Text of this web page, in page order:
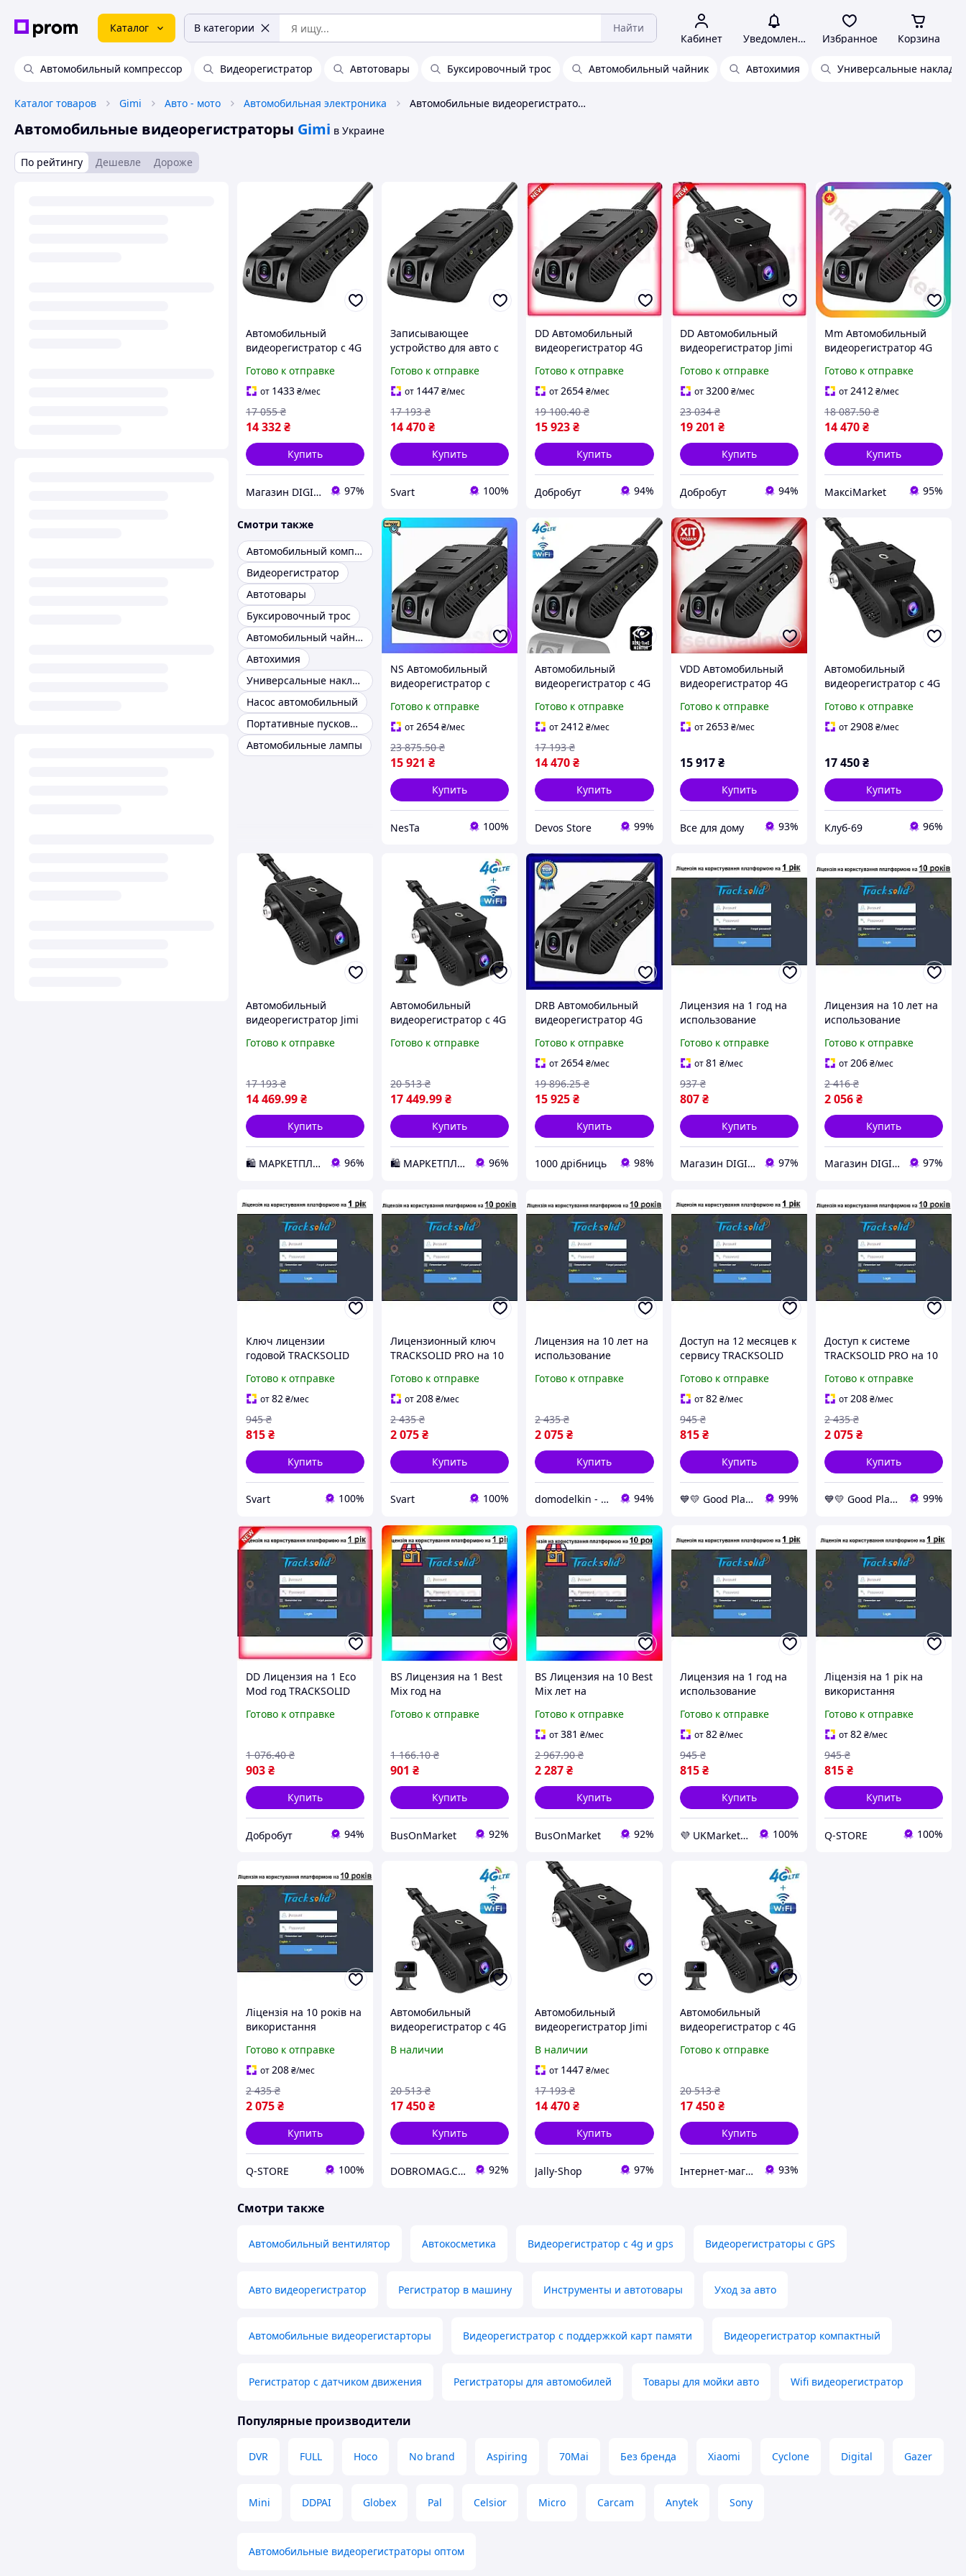
Каталог В категории Найти
Кабинет Уведомления Избранное Корзина
Автомобильный компрессор Видеорегистратор Автотовары Буксировочный трос Автомобильный чайник Автохимия Универсальные
Каталог товаров Gimi Авто - мото Автомобильная электроника Автомобильные видеорегистраторы Gimi
Автомобильные видеорегистраторы Gimi в Украине
По рейтингу Дешевле Дороже
Автомобильный
видеорегистратор с 4G
Aivision Cam с online
передачей видео (2-я
камера встроена в
корпус)
Готово к отправке
от 1433₴/мес
14 332₴
17 055 ₴
Купить
Магазин DIGITRON 97%
Записывающее
устройство для авто с
потоковой
трансляцией Jimi
JC400P Aivision Cam
/Svart/
Готово к отправке
от 1447₴/мес
14 470₴
17 193 ₴
Купить
Svart 100%
DD Автомобильный
видеорегистратор 4G
для онлайн записи
видео с двумя
камерами Dobro-A
Готово к отправке
от2654₴/мес
15 923₴
19 100.40 ₴
Купить
Добробут 94%
DD Автомобильный
видеорегистратор Jimi
для инкассаторских и
полицейских машин ре
Dobro-A
Готово к отправке
от3200 ₴/мес
19 201 ₴
23 034 ₴
Купить
Добробут 94%
Mm Автомобильный
видеорегистратор 4G
для онлайн записи
видео с двумя
камерами Maxi7\Q
Готово к отправке
от2412₴/мес
14 470₴
18 087.50 ₴
Купить
МаксіMarket 95%
Смотри также
Автомобильный компрессор
Видеорегистратор
Автотовары
Буксировочный трос
Автомобильный чайник
Автохимия
Универсальные накладки на пороги
Насос автомобильный
Портативные пусковые устройства
Автомобильные лампы
NS Автомобильный
видеорегистратор с
Jimi JC400P Aivision Cam
с online передачей в
Nes22/Q
Готово к отправке
от2654₴/мес
15 921 ₴
23 875.50 ₴
Купить
NesTa 100%
Автомобильный
видеорегистратор с 4G
Aivision Cam с online
передачей видео
через
Готово к отправке
от2412₴/мес
14 470₴
17 193 ₴
Купить
Devos Store 99%
VDD Автомобильный
видеорегистратор 4G
для онлайн записи
видео с двумя
Готово к отправке
от2653 ₴/мес
15 917 ₴
Купить
Все для дому 93%
Автомобильный
видеорегистратор с 4G
передачей видео
через интернет
вынесена на
Готово к отправке
от2908₴/мес
17 450₴
Купить
Клуб-69 96%
Автомобильный
видеорегистратор Jimi
Готово к отправке
14 469.99₴
17 193 ₴
Купить
🛍️ МАРКЕТПЛЕЙС DMD 96%
Автомобильный
видеорегистратор с 4G
передачей видео
Готово к отправке
17 449.99₴
20 513 ₴
Купить
🛍️ МАРКЕТПЛЕЙС DMD 96%
DRB Автомобильный
видеорегистратор 4G
для онлайн записи
видео с двумя
Готово к отправке
от2654₴/мес
15 925₴
19 896.25 ₴
Купить
1000 дрібниць 98%
Лицензия на 1 год на
использование
TRACKSOLID PRO для
видеорегистраторов и
Готово к отправке
от81 ₴/мес
807 ₴
937 ₴
Купить
Магазин DIGITRON 97%
Лицензия на 10 лет на
использование
TRACKSOLID PRO для
видеорегистраторов и
Готово к отправке
от 206₴/мес
2 056₴
2 416 ₴
Купить
Магазин DIGITRON 97%
Ключ лицензии
годовой TRACKSOLID
видеорегистраторов и
GPS-трекеров Jimi
/Svart/ -stunning-
products-for-life-
Готово к отправке
от82₴/мес
815₴
945 ₴
Купить
Svart 100%
Лицензионный ключ
TRACKSOLID PRO на 10
видеорегов Jimi /Svart/
-stunning-products-for-
life-
Готово к отправке
от208₴/мес
2 075₴
2 435 ₴
Купить
Svart 100%
Лицензия на 10 лет на
использование
TRACKSOLID PRO для
трекеров Jimi
Готово к отправке
2 075₴
2 435 ₴
Купить
domodelkin - онлайн маркет товаров для дому 94%
Доступ на 12 месяцев к
сервису TRACKSOLID
и GPS-трекеров Jimi
GoodPlace -worry-free-
shopping-
Готово к отправке
от82 ₴/мес
815 ₴
945 ₴
Купить
💙💛 Good Place 99%
Доступ к системе
TRACKSOLID PRO на 10
(видеорегистраторы,
трекеры) GoodPlace -
worry-free-shopping-
Готово к отправке
от208₴/мес
2 075₴
2 435 ₴
Купить
💙💛 Good Place 99%
DD Лицензия на 1 Eco
Mod год TRACKSOLID
видеорегистраторов
продления доступа
Dobro-A
Готово к отправке
903₴
1 076.40 ₴
Купить
Добробут 94%
BS Лицензия на 1 Best
Mix год на
платформы
видеорегистраторов и
треке BAS77/N
Готово к отправке
901 ₴
1 166.10 ₴
Купить
BusOnMarket 92%
BS Лицензия на 10 Best
Mix лет на
платформы
TRACKSOLID PRO для
видеорегистраторов и
трек BAS77/N
Готово к отправке
от381 ₴/мес
2 287₴
2 967.90 ₴
Купить
BusOnMarket 92%
Лицензия на 1 год на
использование
TRACKSOLID PRO для
видеорегистраторов и
трекеров Jimi -
UKMarket-
Готово к отправке
от82 ₴/мес
815 ₴
945 ₴
Купить
💜 UKMarket: Товары для дома и сада: тенты, шторы, мягкие окна, мебель. Товары для спорта. Техника 100%
Ліцензія на 1 рік на
використання
TRACKSOLID PRO для
відеореєстраторів та
трекерів Jimi Q-STORE
Готово к отправке
от82₴/мес
815₴
945 ₴
Купить
Q-STORE 100%
Ліцензія на 10 років на
використання
TRACKSOLID PRO для
відеореєстраторів та
трекерів Jimi Q-STORE
Готово к отправке
от208₴/мес
2 075₴
2 435 ₴
Купить
Q-STORE 100%
Автомобильный
видеорегистратор с 4G
передачей видео
(100691)
В наличии
17 450₴
20 513 ₴
Купить
DOBROMAG.COM.UA - ДОБРОМАГ 92%
Автомобильный
видеорегистратор Jimi
В наличии
от 1447₴/мес
14 470₴
17 193 ₴
Купить
Jally-Shop 97%
Автомобильный
видеорегистратор с 4G
online передачей
камера вынесена на
проводе)
Готово к отправке
17 450 ₴
20 513 ₴
Купить
Інтернет-магазин "FreeTok" 93%
Смотри также
Автомобильный вентилятор Автокосметика Видеорегистратор с 4g и gps Видеорегистраторы с GPS
Авто видеорегистратор Регистратор в машину Инструменты и автотовары Уход за авто
Автомобильные видеорегистарторы Видеорегистратор с поддержкой карт памяти Видеорегистратор компактный
Регистратор с датчиком движения Регистраторы для автомобилей Товары для мойки авто Wifi видеорегистратор
Популярные производители
DVR FULL Hoco No brand Aspiring 70Mai Без бренда Xiaomi Cyclone Digital Gazer
Mini DDPAI Globex Pal Celsior Micro Carcam Anytek Sony
Автомобильные видеорегистраторы оптом